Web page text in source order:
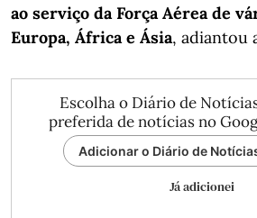
ao serviço da Força Aérea de
Europa, África e Ásia, adiantou
Escolha o Diário de
preferida de notícias no
Adicionar o Diário de
Já adicionei